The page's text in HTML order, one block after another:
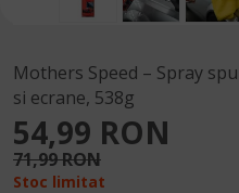
Mothers Speed – Spray
si ecrane, 538g
54,99 RON
71,99 RON
Stoc limitat